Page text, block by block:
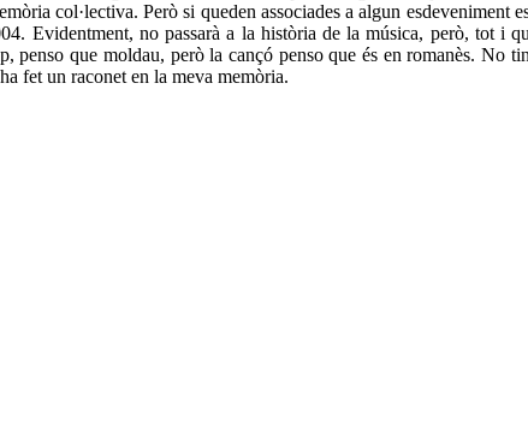
col·lectiva. Però si queden associades a algun esdeveniment
Evidentment, no passarà a la història de la música, però, tot i
que moldau, però la cançó penso que és en romanès. No
fet un raconet en la meva memòria.